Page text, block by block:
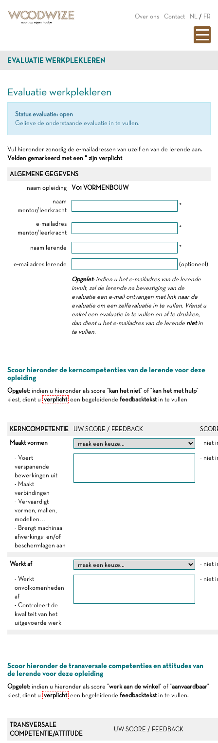
Over ons Contact NL / FR
EVALUATIE WERKPLEKLEREN
Evaluatie werkplekleren
Status evaluatie: open
Gelieve de onderstaande evaluatie in te vullen.
Vul hieronder zonodig de e-mailadressen van uzelf en van de lerende aan.
Velden gemarkeerd met een * zijn verplicht
ALGEMENE GEGEVENS
naam opleiding
V01 VORMENBOUW
naam
mentor/leerkracht
*
e-mailadres
mentor/leerkracht
*
naam lerende *
e-mailadres lerende (optioneel)
Opgelet: indien u het e-mailadres van de lerende
invult, zal de lerende na bevestiging van de
evaluatie een e-mail ontvangen met link naar de
evaluatie om een zelfevaluatie in te vullen. Wenst u
enkel een evaluatie in te vullen en af te drukken,
dan dient u het e-mailadres van de lerende nietin
te vullen.
Scoor hieronder de kerncompetenties van de lerende voor deze
opleiding
Opgelet: indien u hieronder als score "kan het niet" of "kan het met hulp"
kiest, dient u verplicht een begeleidende feedbacktekstin te vullen
KERNCOMPETENTIE UW SCORE / FEEDBACK
Maakt vormen
- niet
- Voert
verspanende
bewerkingen uit
- Maakt
verbindingen
- Vervaardigt
vormen, mallen,
modellen…
- Brengt machinaal
afwerkings- en/of
beschermlagen aan
- niet
Werkt af - niet
- Werkt
onvolkomenheden
af
- Controleert de
kwaliteit van het
uitgevoerde werk
- niet
Scoor hieronder de transversale competenties en attitudes van
de lerende voor deze opleiding
Opgelet: indien u hieronder als score "werk aan de winkel " of "aanvaardbaar"
kiest, dient u verplicht een begeleidende feedbacktekstin te vullen.
TRANSVERSALE
COMPETENTIE/ATTITUDE
UW SCORE / FEEDBACK